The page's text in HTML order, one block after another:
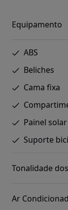
Equipamento
ABS
Beliches
Cama fixa
Painel solar
Suporte
Tonalidade
Ar